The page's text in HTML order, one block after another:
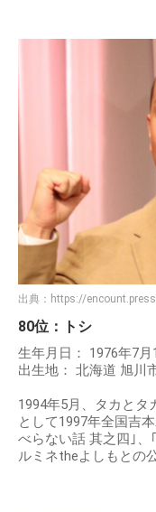
出典： https://encount.press
80位：トシ
生年月日： 1976年7月
出生地： 北海道 旭川
1994年5月、タカとタ
として1997年全国吉
べらない話 其之四｣、
ルミネtheよしもとの